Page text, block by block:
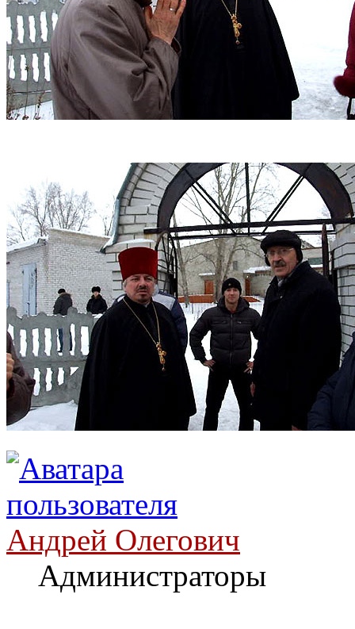
Андрей Олегович
Администраторы